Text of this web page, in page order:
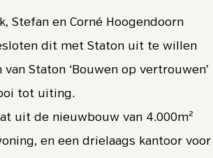
Stefan en Corné Hoogendoorn
dit met Staton uit te willen
Staton ‘Bouwen op vertrouwen’
tot uiting.
uit de nieuwbouw van 4.000m²
en een drielaags kantoor voor